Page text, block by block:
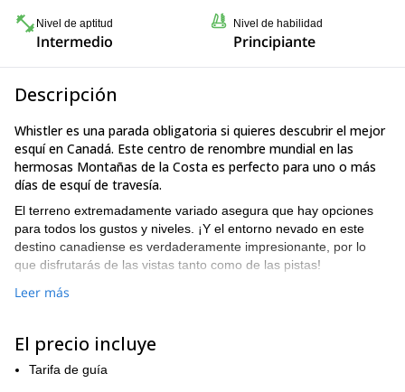
Nivel de aptitud
Intermedio
Nivel de habilidad
Principiante
Descripción
Whistler es una parada obligatoria si quieres descubrir el mejor
esquí en Canadá. Este centro de renombre mundial en las
hermosas Montañas de la Costa es perfecto para uno o más
días de esquí de travesía.
El terreno extremadamente variado asegura que hay opciones
para todos los gustos y niveles. ¡Y el entorno nevado en este
destino canadiense es verdaderamente impresionante, por lo
que disfrutarás de las vistas tanto como de las pistas!
Subiremos con pieles, disfrutando del maravilloso entorno, y
como la Spearhead.
Pasaremos un día típico de esquí de travesía dejando nuestras
Leer más
El precio incluye
Tarifa de guía